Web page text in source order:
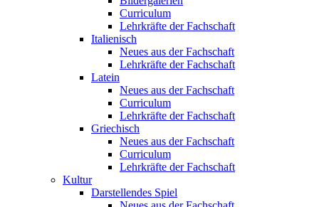
Curriculum
Lehrkräfte der Fachschaft
Italienisch
Neues aus der Fachschaft
Lehrkräfte der Fachschaft
Latein
Neues aus der Fachschaft
Curriculum
Lehrkräfte der Fachschaft
Griechisch
Neues aus der Fachschaft
Curriculum
Lehrkräfte der Fachschaft
Kultur
Darstellendes Spiel